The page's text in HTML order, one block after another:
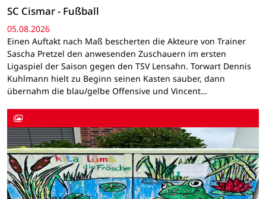
SC Cismar - Fußball
05.08.2026
Einen Auftakt nach Maß bescherten die Akteure von Trainer
Sascha Pretzel den anwesenden Zuschauern im ersten
Ligaspiel der Saison gegen den TSV Lensahn. Torwart Dennis
Kuhlmann hielt zu Beginn seinen Kasten sauber, dann
übernahm die blau/gelbe Offensive und Vincent…